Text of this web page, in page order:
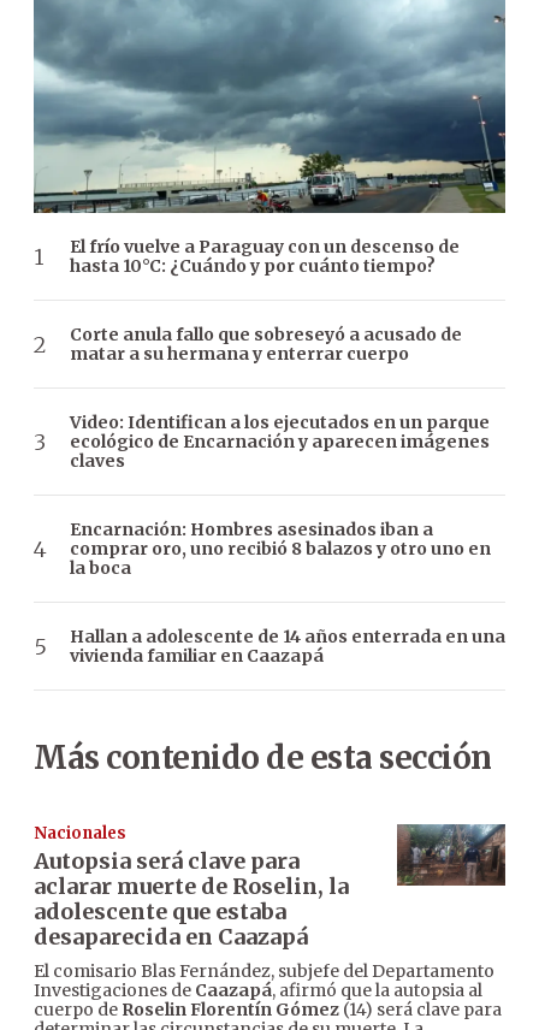
El frío vuelve a Paraguay con un descenso de
hasta 10°C: ¿Cuándo y por cuánto tiempo?
Corte anula fallo que sobreseyó a acusado de
matar a su hermana y enterrar cuerpo
Video: Identifican a los ejecutados en un parque
ecológico de Encarnación y aparecen imágenes
claves
Encarnación: Hombres asesinados iban a
comprar oro, uno recibió 8 balazos y otro uno en
la boca
Hallan a adolescente de 14 años enterrada en una
vivienda familiar en Caazapá
Más contenido de esta sección
Nacionales
Autopsia será clave para
aclarar muerte de Roselin, la
adolescente que estaba
desaparecida en Caazapá
El comisario Blas Fernández, subjefe del Departamento
Investigaciones de Caazapá, afirmó que la autopsia al
cuerpo de Roselin Florentín Gómez (14) será clave para